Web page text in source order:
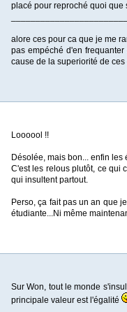
placé pour reproché quoi que
alore ces pour ca que je me
pas empéché d'en
cause de la superiorité de
Loooool !!
Désolée, mais bon... enfin
C'est les relous plutôt, ce qui
qui insultent partout.
Perso, ça fait pas un an que
étudiante...Ni même
Sur Won, tout le monde
principale valeur est l'égalité